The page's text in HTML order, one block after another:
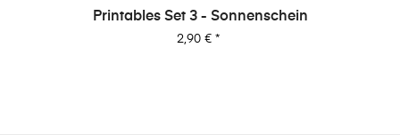
Printables Set 3 - Sonnenschein
Preis
2,90 €*